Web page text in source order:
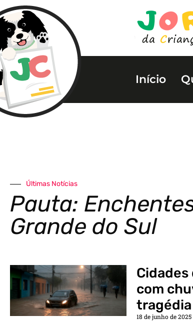
Início
Últimas Notícias
Pauta:
Grande do Sul
Cidades
com
tragédia
18 de junho de 2025